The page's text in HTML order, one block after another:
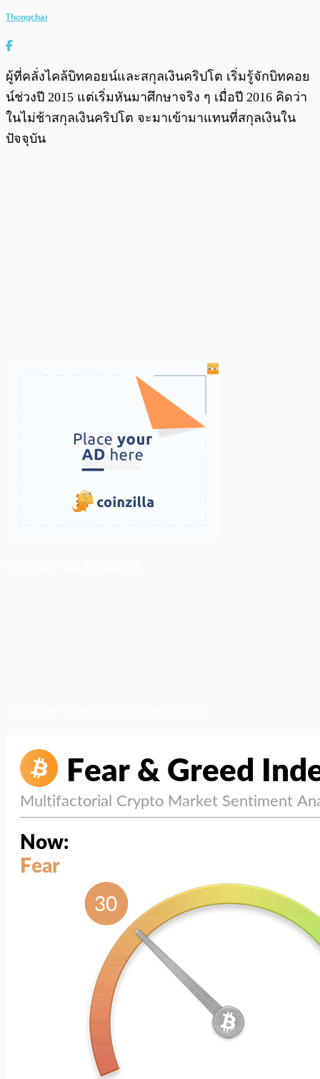
Thongchai
ผู้ที่คลั่งไคล้บิทคอยน์และสกุลเงินคริปโต เริ่มรู้จักบิทคอย
น์ช่วงปี 2015 แต่เริ่มหันมาศึกษาจริง ๆ เมื่อปี 2016 คิดว่า
ในไม่ช้าสกุลเงินคริปโต จะมาเข้ามาแทนที่สกุลเงินใน
ปัจจุบัน